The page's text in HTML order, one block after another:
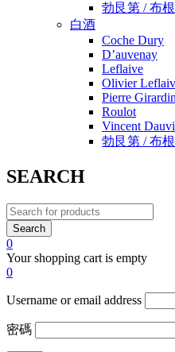
勃艮第 / 布
白酒
Coche Dury
D’auvenay
Leflaive
Olivier
Pierre Girardin
Roulot
Vincent
勃艮第 / 布
SEARCH
0
Your shopping cart is empty
0
Username or email address
密碼